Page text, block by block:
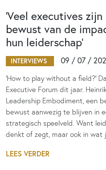
‘Veel executives
bewust van de
hun leiderschap’
INTERVIEWS 09 / 07 /
‘How to play without a field?’
Executive Forum dit jaar.
Leadership Embodiment, een
bewust aanwezig te blijven in
strategisch speelveld. Want
denkt of zegt, maar ook in wat
LEES VERDER